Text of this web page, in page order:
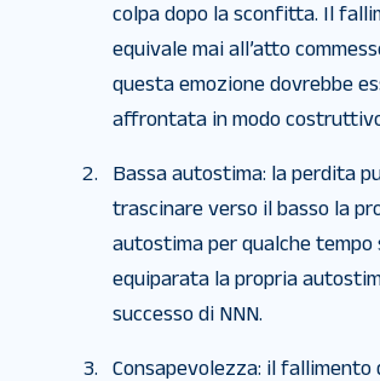
colpa dopo la sconfitta. Il
equivale mai all’atto
questa emozione dovrebbe
affrontata in modo
Bassa autostima: la perdita
trascinare verso il basso la
autostima per qualche tempo
equiparata la propria
successo di NNN.
Consapevolezza: il fallimento